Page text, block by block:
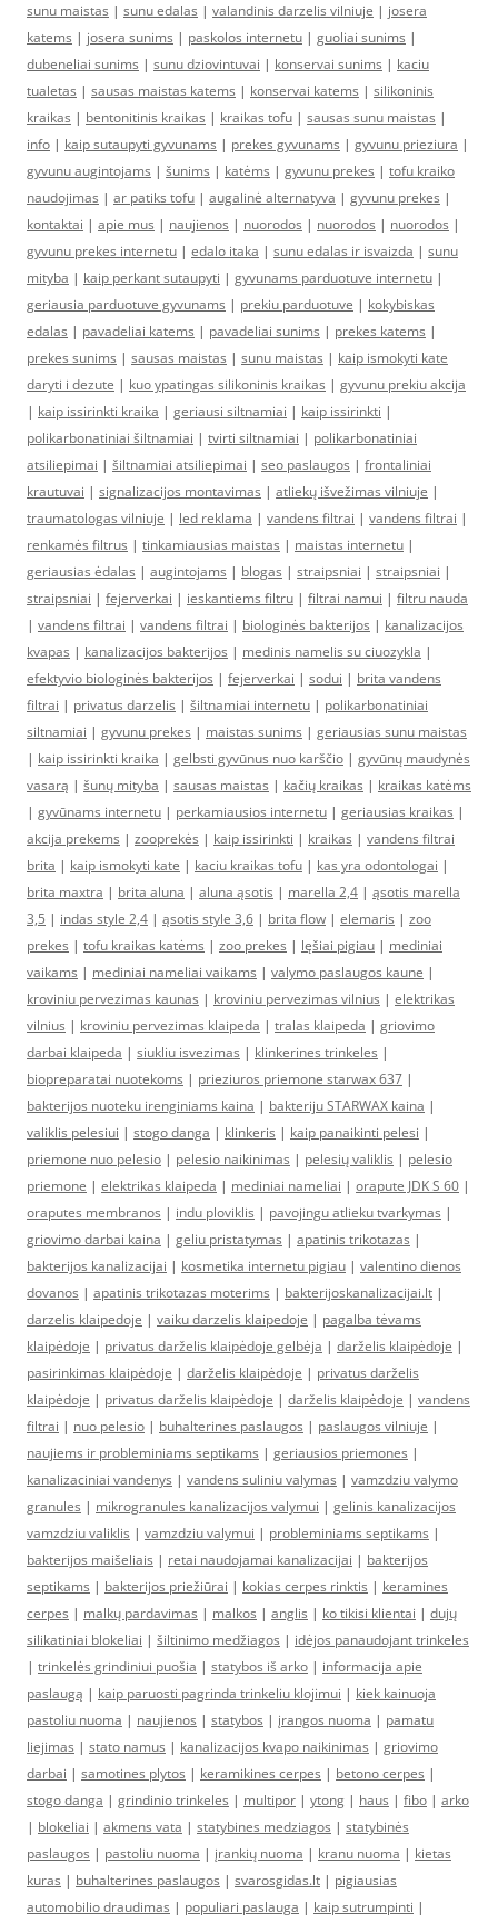
sunu maistas | sunu edalas | valandinis darzelis vilniuje | josera
katems | josera sunims | paskolos internetu | guoliai sunims |
dubeneliai sunims | sunu dziovintuvai | konservai sunims | kaciu
tualetas | sausas maistas katems | konservai katems | silikoninis
kraikas | bentonitinis kraikas | kraikas tofu | sausas sunu maistas |
info | kaip sutaupyti gyvunams | prekes gyvunams | gyvunu prieziura |
gyvunu augintojams | šunims | katėms | gyvunu prekes | tofu kraiko
naudojimas | ar patiks tofu | augalinė alternatyva | gyvunu prekes |
kontaktai | apie mus | naujienos | nuorodos | nuorodos | nuorodos |
gyvunu prekes internetu | edalo itaka | sunu edalas ir isvaizda | sunu
mityba | kaip perkant sutaupyti | gyvunams parduotuve internetu |
geriausia parduotuve gyvunams | prekiu parduotuve | kokybiskas
edalas | pavadeliai katems | pavadeliai sunims | prekes katems |
prekes sunims | sausas maistas | sunu maistas | kaip ismokyti kate
daryti i dezute | kuo ypatingas silikoninis kraikas | gyvunu prekiu akcija
| kaip issirinkti kraika | geriausi siltnamiai | kaip issirinkti |
polikarbonatiniai šiltnamiai | tvirti siltnamiai | polikarbonatiniai
atsiliepimai | šiltnamiai atsiliepimai | seo paslaugos | frontaliniai
krautuvai | signalizacijos montavimas | atliekų išvežimas vilniuje |
traumatologas vilniuje | led reklama | vandens filtrai | vandens filtrai |
renkamės filtrus | tinkamiausias maistas | maistas internetu |
geriausias ėdalas | augintojams | blogas | straipsniai | straipsniai |
straipsniai | fejerverkai | ieskantiems filtru | filtrai namui | filtru nauda
| vandens filtrai | vandens filtrai | biologinės bakterijos | kanalizacijos
kvapas | kanalizacijos bakterijos | medinis namelis su ciuozykla |
efektyvio biologinės bakterijos | fejerverkai | sodui | brita vandens
filtrai | privatus darzelis | šiltnamiai internetu | polikarbonatiniai
siltnamiai | gyvunu prekes | maistas sunims | geriausias sunu maistas
| kaip issirinkti kraika | gelbsti gyvūnus nuo karščio | gyvūnų maudynės
vasarą | šunų mityba | sausas maistas | kačių kraikas | kraikas katėms
| gyvūnams internetu | perkamiausios internetu | geriausias kraikas |
akcija prekems | zooprekės | kaip issirinkti | kraikas | vandens filtrai
brita | kaip ismokyti kate | kaciu kraikas tofu | kas yra odontologai |
brita maxtra | brita aluna | aluna ąsotis | marella 2,4 | ąsotis marella
3,5 | indas style 2,4 | ąsotis style 3,6 | brita flow | elemaris | zoo
prekes | tofu kraikas katėms | zoo prekes | lęšiai pigiau | mediniai
vaikams | mediniai nameliai vaikams | valymo paslaugos kaune |
kroviniu pervezimas kaunas | kroviniu pervezimas vilnius | elektrikas
vilnius | kroviniu pervezimas klaipeda | tralas klaipeda | griovimo
darbai klaipeda | siukliu isvezimas | klinkerines trinkeles |
biopreparatai nuotekoms | prieziuros priemone starwax 637 |
bakterijos nuoteku irenginiams kaina | bakteriju STARWAX kaina |
valiklis pelesiui | stogo danga | klinkeris | kaip panaikinti pelesi |
priemone nuo pelesio | pelesio naikinimas | pelesių valiklis | pelesio
priemone | elektrikas klaipeda | mediniai nameliai | orapute JDK S 60 |
oraputes membranos | indu ploviklis | pavojingu atlieku tvarkymas |
griovimo darbai kaina | geliu pristatymas | apatinis trikotazas |
bakterijos kanalizacijai | kosmetika internetu pigiau | valentino dienos
dovanos | apatinis trikotazas moterims | bakterijoskanalizacijai.lt |
darzelis klaipedoje | vaiku darzelis klaipedoje | pagalba tėvams
klaipėdoje | privatus darželis klaipėdoje gelbėja | darželis klaipėdoje |
pasirinkimas klaipėdoje | darželis klaipėdoje | privatus darželis
klaipėdoje | privatus darželis klaipėdoje | darželis klaipėdoje | vandens
filtrai | nuo pelesio | buhalterines paslaugos | paslaugos vilniuje |
naujiems ir probleminiams septikams | geriausios priemones |
kanalizaciniai vandenys | vandens suliniu valymas | vamzdziu valymo
granules | mikrogranules kanalizacijos valymui | gelinis kanalizacijos
vamzdziu valiklis | vamzdziu valymui | probleminiams septikams |
bakterijos maišeliais | retai naudojamai kanalizacijai | bakterijos
septikams | bakterijos priežiūrai | kokias cerpes rinktis | keramines
cerpes | malkų pardavimas | malkos | anglis | ko tikisi klientai | dujų
silikatiniai blokeliai | šiltinimo medžiagos | idėjos panaudojant trinkeles
| trinkelės grindiniui puošia | statybos iš arko | informacija apie
paslaugą | kaip paruosti pagrinda trinkeliu klojimui | kiek kainuoja
pastoliu nuoma | naujienos | statybos | įrangos nuoma | pamatu
liejimas | stato namus | kanalizacijos kvapo naikinimas | griovimo
darbai | samotines plytos | keramikines cerpes | betono cerpes |
stogo danga | grindinio trinkeles | multipor | ytong | haus | fibo | arko
| blokeliai | akmens vata | statybines medziagos | statybinės
paslaugos | pastoliu nuoma | įrankių nuoma | kranu nuoma | kietas
kuras | buhalterines paslaugos | svarosgidas.lt | pigiausias
automobilio draudimas | populiari paslauga | kaip sutrumpinti |